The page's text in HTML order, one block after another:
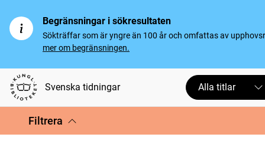
Begränsningar i sökresultaten
Sökträffar som är yngre än 100 år och omfattas av
mer om begränsningen.
Svenska tidningar Alla titlar
Filtrera